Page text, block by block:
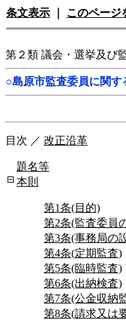
条文表示 このページ
第２類 議会・選挙及び
○島原市監査委員に関す
目次 ／ 改正沿革
題名等
本則
第1条(目的)
第2条(監査委員
第3条(事務局の
第4条(定期監査)
第5条(臨時監査)
第6条(出納検査)
第7条(公金収納
第8条(請求又は